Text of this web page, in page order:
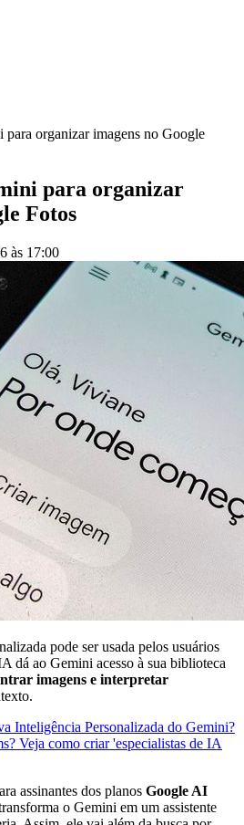
para organizar imagens no Google
para organizar
Fotos
às 17:00
pode ser usada pelos usuários
dá ao Gemini acesso à sua biblioteca
imagens e interpretar
Inteligência Personalizada do Gemini?
Veja como criar 'especialistas de IA
assinantes dos planos Google AI
o Gemini em um assistente